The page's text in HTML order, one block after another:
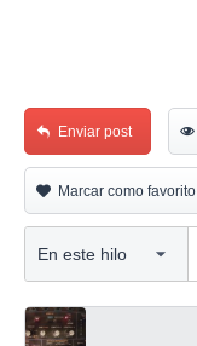
Enviar post
Marcar como favorito